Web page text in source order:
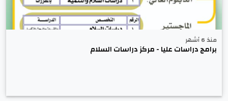
منذ 6 أشهر
برامج دراسات عليا - مركز دراسات السلام